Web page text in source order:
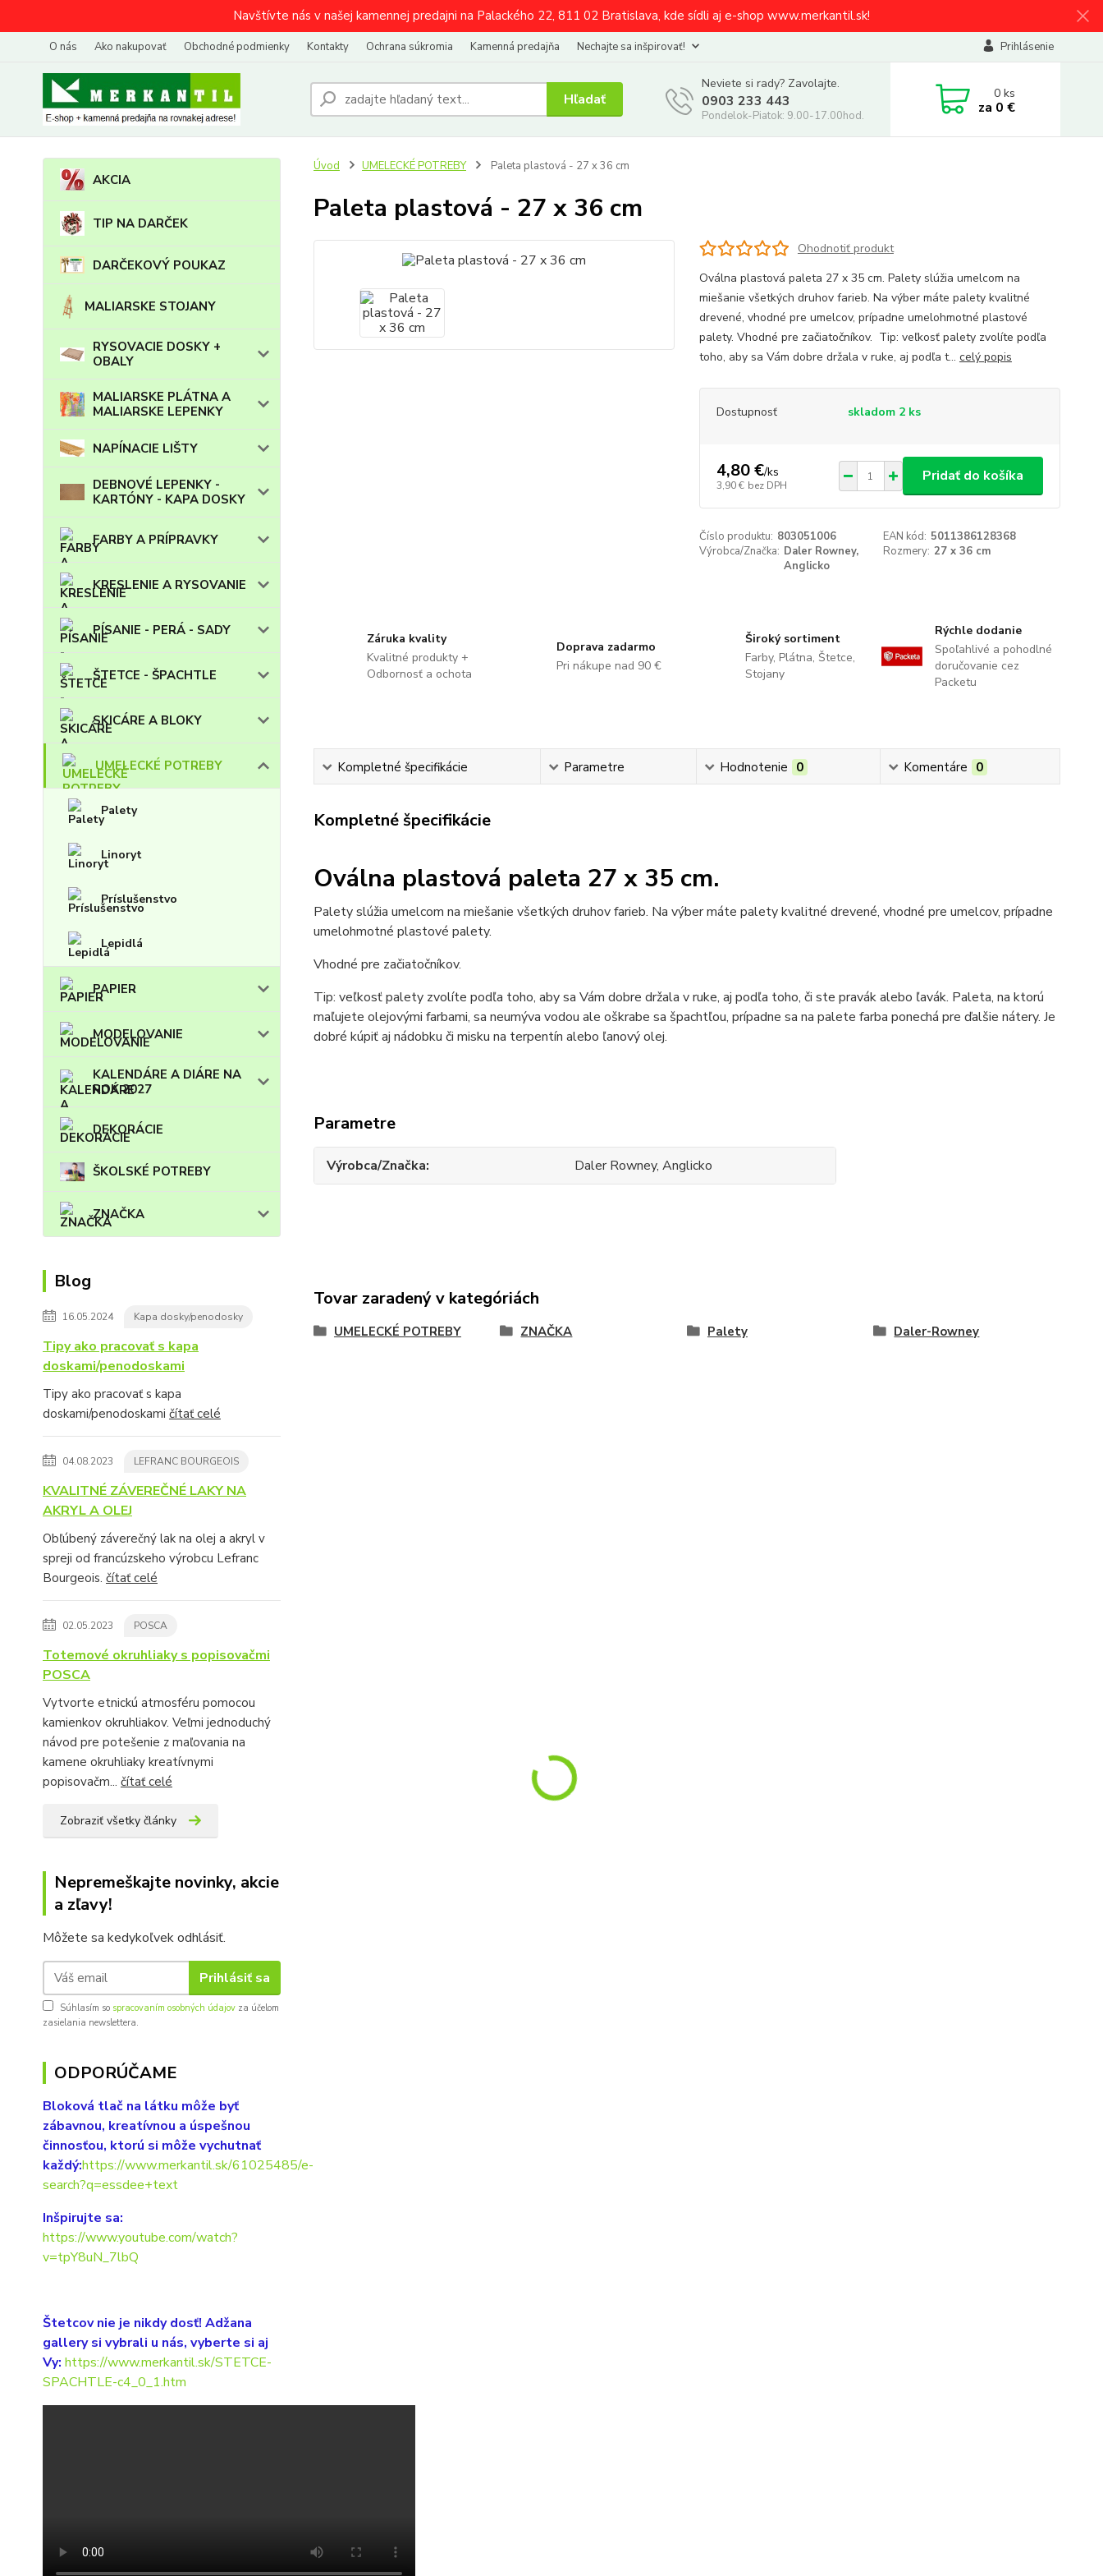
Navštívte nás v našej kamennej predajni na Palackého 22, 811 02 Bratislava, kde sídli aj e-shop www.merkantil.sk!
O nás Ako nakupovať Obchodné podmienky Kontakty Ochrana súkromia Kamenná predajňa Nechajte sa inšpirovať! Prihlásenie
Hľadať
Neviete si rady? Zavolajte.
0903 233 443
Pondelok-Piatok: 9.00-17.00hod.
0ks
za 0 €
AKCIA
TIP NA DARČEK
DARČEKOVÝ POUKAZ
MALIARSKE STOJANY
RYSOVACIE DOSKY +
OBALY
MALIARSKE PLÁTNA A
MALIARSKE LEPENKY
NAPÍNACIE LIŠTY
DEBNOVÉ LEPENKY -
KARTÓNY - KAPA DOSKY
FARBY A PRÍPRAVKY
KRESLENIE A RYSOVANIE
PÍSANIE - PERÁ - SADY
ŠTETCE - ŠPACHTLE
SKICÁRE A BLOKY
UMELECKÉ POTREBY
Palety
Linoryt
Príslušenstvo
Lepidlá
PAPIER
MODELOVANIE
KALENDÁRE A DIÁRE NA
ROK 2027
DEKORÁCIE
ŠKOLSKÉ POTREBY
ZNAČKA
Blog
16.05.2024 Kapa dosky/penodosky
Tipy ako pracovať s kapa
doskami/penodoskami
Tipy ako pracovať s kapa
doskami/penodoskami čítať celé
04.08.2023 LEFRANC BOURGEOIS
KVALITNÉ ZÁVEREČNÉ LAKY NA
AKRYL A OLEJ
Obľúbený záverečný lak na olej a akryl v
spreji od francúzskeho výrobcu Lefranc
Bourgeois. čítať celé
02.05.2023 POSCA
Totemové okruhliaky s popisovačmi
POSCA
Vytvorte etnickú atmosféru pomocou
kamienkov okruhliakov. Veľmi jednoduchý
návod pre potešenie z maľovania na
kamene okruhliaky kreatívnymi
popisovačm... čítať celé
Zobraziť všetky články
Nepremeškajte novinky, akcie
a zľavy!
Môžete sa kedykoľvek odhlásiť.
Prihlásiť sa
Súhlasím so spracovaním osobných údajov za účelom
zasielania newslettera.
ODPORÚČAME
Bloková tlač na látku môže byť
zábavnou, kreatívnou a úspešnou
činnosťou, ktorú si môže vychutnať
každý:https://www.merkantil.sk/61025485/e-
search?q=essdee+text
Inšpirujte sa:
https://www.youtube.com/watch?
v=tpY8uN_7lbQ
Štetcov nie je nikdy dosť! Adžana
gallery si vybrali u nás, vyberte si aj
Vy: https://www.merkantil.sk/STETCE-
SPACHTLE-c4_0_1.htm
Úvod UMELECKÉ POTREBY Paleta plastová - 27 x 36 cm
Paleta plastová - 27 x 36 cm
Ohodnotiť produkt
Oválna plastová paleta 27 x 35 cm. Palety slúžia umelcom na
miešanie všetkých druhov farieb. Na výber máte palety kvalitné
drevené, vhodné pre umelcov, prípadne umelohmotné plastové
palety. Vhodné pre začiatočníkov. Tip: veľkosť palety zvolíte podľa
toho, aby sa Vám dobre držala v ruke, aj podľa t... celý popis
Dostupnosť skladom 2 ks
4,80 €/ks
3,90 € bez DPH
Pridať do košíka
Číslo produktu: 803051006 EAN kód: 5011386128368
Výrobca/Značka: Daler Rowney,
Anglicko
Rozmery: 27 x 36 cm
Záruka kvality
Kvalitné produkty +
Odbornosť a ochota
Doprava zadarmo
Pri nákupe nad 90 €
Široký sortiment
Farby, Plátna, Štetce,
Stojany
Rýchle dodanie
Spoľahlivé a pohodlné
doručovanie cez
Packetu
Kompletné špecifikácie Parametre Hodnotenie 0 Komentáre 0
Kompletné špecifikácie
Oválna plastová paleta 27 x 35 cm.
Palety slúžia umelcom na miešanie všetkých druhov farieb. Na výber máte palety kvalitné drevené, vhodné pre umelcov, prípadne
umelohmotné plastové palety.
Vhodné pre začiatočníkov.
Tip: veľkosť palety zvolíte podľa toho, aby sa Vám dobre držala v ruke, aj podľa toho, či ste pravák alebo ľavák. Paleta, na ktorú
maľujete olejovými farbami, sa neumýva vodou ale oškrabe sa špachtľou, prípadne sa na palete farba ponechá pre ďalšie nátery. Je
dobré kúpiť aj nádobku či misku na terpentín alebo ľanový olej.
Parametre
Výrobca/Značka Daler Rowney, Anglicko
Tovar zaradený v kategóriách
UMELECKÉ POTREBY ZNAČKA Palety Daler-Rowney